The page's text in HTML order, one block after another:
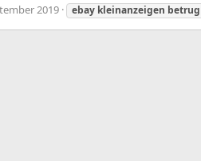
2019 ebay kleinanzeigen betrug